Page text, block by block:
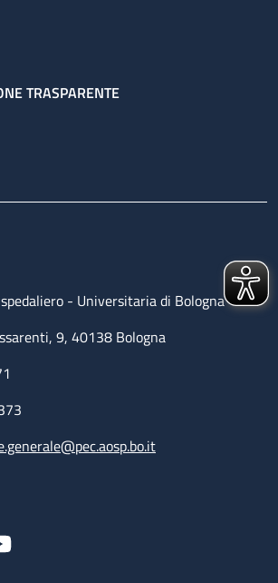
TRASPARENTE
- Universitaria di Bologna
9, 40138 Bologna